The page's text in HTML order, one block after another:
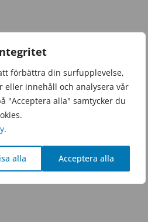
förbättra din surfupplevelse,
eller innehåll och analysera vår
"Acceptera alla" samtycker du
.
alla Acceptera alla